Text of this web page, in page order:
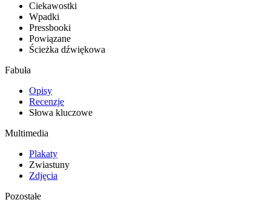
Ciekawostki
Wpadki
Pressbooki
Powiązane
Ścieżka dźwiękowa
Fabuła
Opisy
Recenzje
Słowa kluczowe
Multimedia
Plakaty
Zwiastuny
Zdjęcia
Pozostałe